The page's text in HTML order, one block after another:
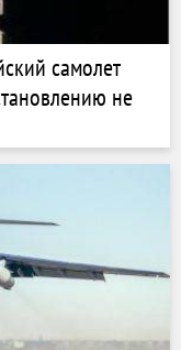
самолет
не